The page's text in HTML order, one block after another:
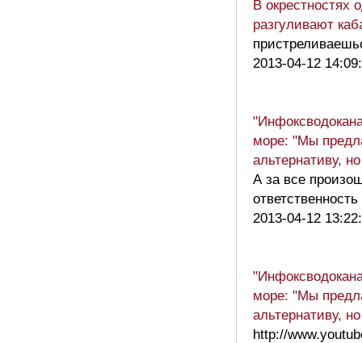
В окрестностях
разгуливают
2013-04-12
море: "Мы
альтернативу,
А за все
2013-04-12
море: "Мы
альтернативу,
http://